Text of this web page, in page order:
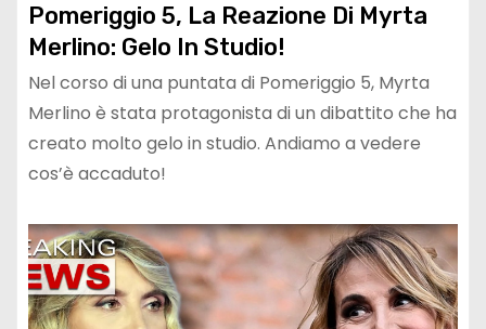
Pomeriggio 5, La Reazione Di Myrta
Merlino: Gelo In Studio!
Nel corso di una puntata di Pomeriggio 5, Myrta
Merlino è stata protagonista di un dibattito che ha
creato molto gelo in studio. Andiamo a vedere
cos’è accaduto!